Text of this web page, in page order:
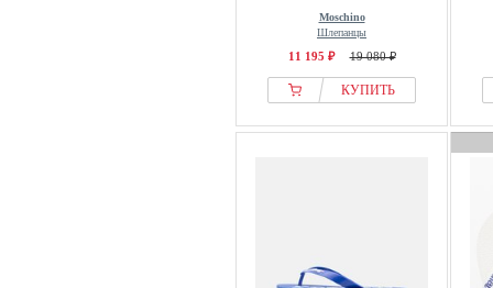
Moschino
Шлепанцы
11 195 ₽ 19 080 ₽
КУПИТЬ